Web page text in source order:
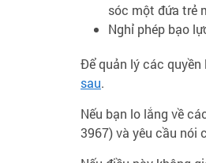
sóc một đứa trẻ
Nghỉ phép bạo
Để quản lý các
sau.
Nếu bạn lo lắng về
3967) và yêu cầu nói